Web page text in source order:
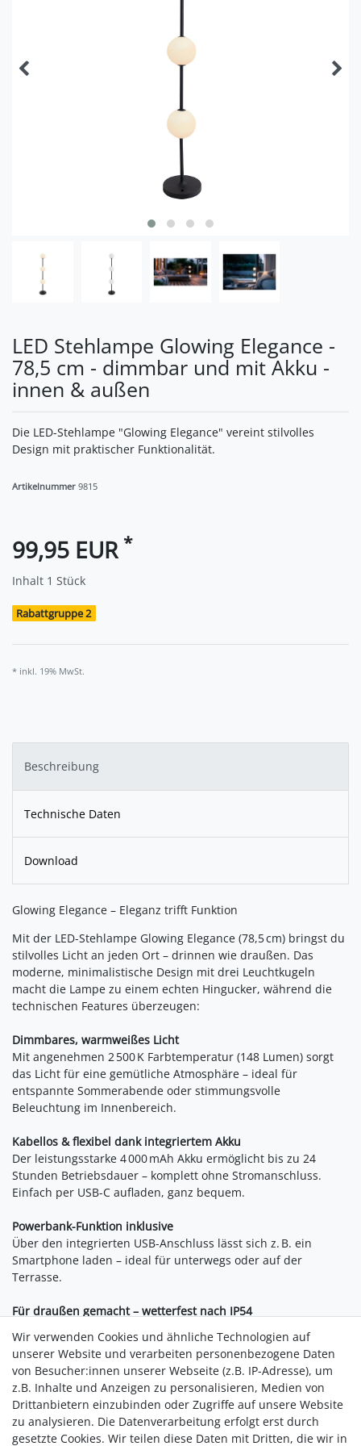
LED Stehlampe Glowing Elegance -
78,5 cm - dimmbar und mit Akku -
innen & außen
Die LED-Stehlampe "Glowing Elegance" vereint stilvolles
Design mit praktischer Funktionalität.
Artikelnummer 9815
99,95 EUR *
Inhalt 1 Stück
Rabattgruppe 2
* inkl. 19% MwSt.
Beschreibung
Technische Daten
Download
Glowing Elegance – Eleganz trifft Funktion
Mit der LED-Stehlampe Glowing Elegance (78,5 cm) bringst du
stilvolles Licht an jeden Ort – drinnen wie draußen. Das
moderne, minimalistische Design mit drei Leuchtkugeln
macht die Lampe zu einem echten Hingucker, während die
technischen Features überzeugen:
Dimmbares, warmweißes Licht
Mit angenehmen 2 500 K Farbtemperatur (148 Lumen) sorgt
das Licht für eine gemütliche Atmosphäre – ideal für
entspannte Sommerabende oder stimmungsvolle
Beleuchtung im Innenbereich.
Kabellos & flexibel dank integriertem Akku
Der leistungsstarke 4 000 mAh Akku ermöglicht bis zu 24
Stunden Betriebsdauer – komplett ohne Stromanschluss.
Einfach per USB-C aufladen, ganz bequem.
Powerbank-Funktion inklusive
Über den integrierten USB-Anschluss lässt sich z. B. ein
Smartphone laden – ideal für unterwegs oder auf der
Terrasse.
Für draußen gemacht – wetterfest nach IP54
Einsatz im Freien geeignet. Egal ob Gartenparty oder
Balkonabend – sie bleibt ein zuverlässiger Lichtspender.
Wir verwenden Cookies und ähnliche Technologien auf
unserer Website und verarbeiten personenbezogene Daten
von Besucher:innen unserer Webseite (z.B. IP-Adresse), um
z.B. Inhalte und Anzeigen zu personalisieren, Medien von
Drittanbietern einzubinden oder Zugriffe auf unsere Website
zu analysieren. Die Datenverarbeitung erfolgt erst durch
gesetzte Cookies. Wir teilen diese Daten mit Dritten, die wir in